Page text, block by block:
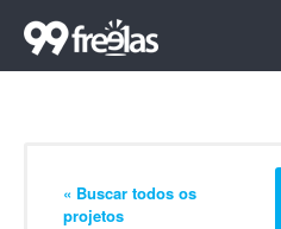
« Buscar todos os
projetos